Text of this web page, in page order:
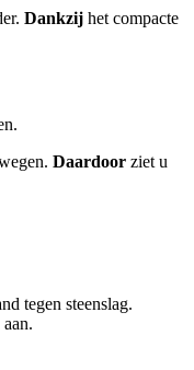
Dankzij het compacte
Daardoor ziet u
tegen steenslag.